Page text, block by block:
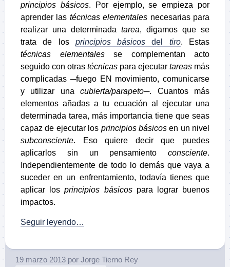
principios básicos. Por ejemplo, se empieza por
aprender las técnicas elementales necesarias para
realizar una determinada tarea, digamos que se
trata de los principios básicos del tiro. Estas
técnicas elementalesse complementan acto
seguido con otras técnicas para ejecutar tareas más
complicadas ─fuego EN movimiento, comunicarse
y utilizar unacubierta/parapeto─. Cuantos más
elementos añadas a tu ecuación al ejecutar una
determinada tarea, más importancia tiene que seas
capaz de ejecutar los principios básicosen un nivel
subconsciente. Eso quiere decir que puedes
aplicarlos sin un pensamiento consciente.
Independientemente de todo lo demás que vaya a
suceder en un enfrentamiento, todavía tienes que
aplicar losprincipios básicospara lograr buenos
impactos.
Seguir leyendo…
19 marzo 2013 por Jorge Tierno Rey